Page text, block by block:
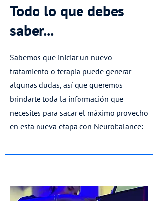
Todo lo que debes
saber...
Sabemos que iniciar un nuevo
tratamiento o terapia puede generar
algunas dudas, así que queremos
brindarte toda la información que
necesites para sacar el máximo provecho
en esta nueva etapa con Neurobalance: